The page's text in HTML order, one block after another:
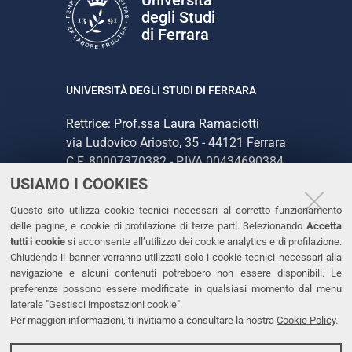
USIAMO I COOKIES
Questo sito utilizza cookie tecnici necessari al corretto funzionamento
delle pagine, e cookie di profilazione di terze parti. Selezionando Accetta
tutti i cookiesi acconsente all’utilizzo dei cookie analytics e di profilazione.
Chiudendo il banner verranno utilizzati solo i cookie tecnici necessari alla
navigazione e alcuni contenuti potrebbero non essere disponibili. Le
preferenze possono essere modificate in qualsiasi momento dal menu
laterale "Gestisci impostazioni cookie".
Per maggiori informazioni, ti invitiamo a consultare la nostra Cookie Policy.
degli Studi
di Ferrara
UNIVERSITÀ DEGLI STUDI DI FERRARA
Rettrice: Prof.ssa Laura Ramaciotti
via Ludovico Ariosto, 35 - 44121 Ferrara
C.F. 80007370382 - P.IVA 00434690384
CONTATTI
Tel. +39 0532 293111
Fax. +39 0532 293031
PEC
LINKS